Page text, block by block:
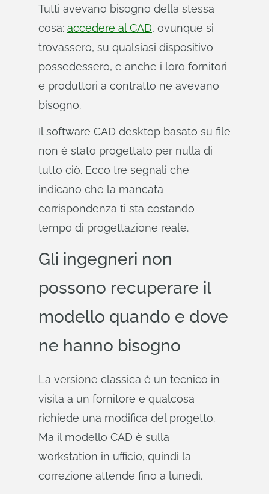
Tutti avevano bisogno della stessa
cosa: accedere al CAD, ovunque si
trovassero, su qualsiasi dispositivo
possedessero, e anche i loro fornitori
e produttori a contratto ne avevano
bisogno.
Il software CAD desktop basato su file
non è stato progettato per nulla di
tutto ciò. Ecco tre segnali che
indicano che la mancata
corrispondenza ti sta costando
tempo di progettazione reale.
Gli ingegneri non
possono recuperare il
modello quando e dove
ne hanno bisogno
La versione classica è un tecnico in
visita a un fornitore e qualcosa
richiede una modifica del progetto.
Ma il modello CAD è sulla
workstation in ufficio, quindi la
correzione attende fino a lunedì.